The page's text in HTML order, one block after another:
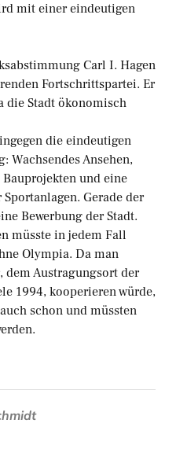
mit einer eindeutigen
Carl I. Hagen
Fortschrittspartei. Er
die Stadt ökonomisch
die eindeutigen
Wachsendes Ansehen,
und eine
Gerade der
Bewerbung der Stadt.
müsste in jedem Fall
Olympia. Da man
Austragungsort der
1994, kooperieren würde,
schon und müssten